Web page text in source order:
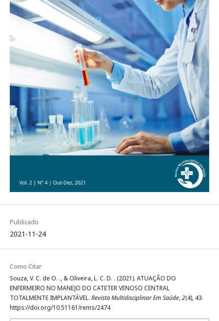
Publicado
2021-11-24
Como Citar
Souza, V. C. de O. ., & Oliveira, L. C. D. . (2021). ATUAÇÃO DO
ENFERMEIRO NO MANEJO DO CATETER VENOSO CENTRAL
TOTALMENTE IMPLANTÁVEL. Revista Multidisciplinar Em Saúde,2(4), 43.
https://doi.org/10.51161/rems/2474